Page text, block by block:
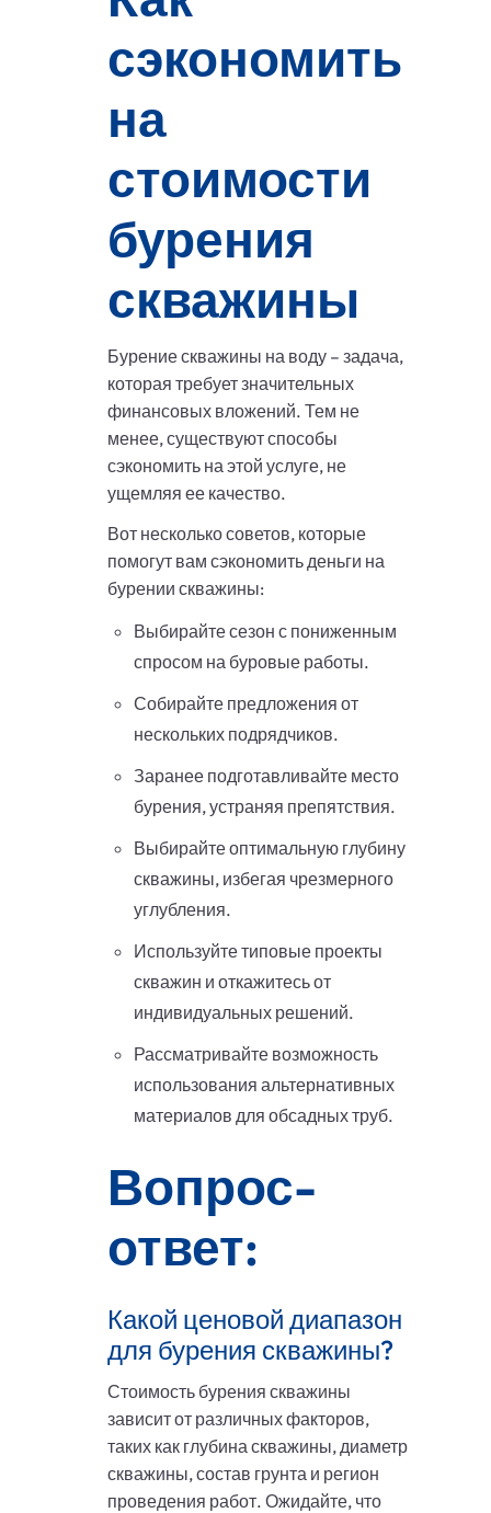
сэкономить
на
стоимости
бурения
скважины
Бурение скважины на воду – задача,
которая требует значительных
финансовых вложений. Тем не
менее, существуют способы
сэкономить на этой услуге, не
ущемляя ее качество.
Вот несколько советов, которые
помогут вам сэкономить деньги на
бурении скважины:
Выбирайте сезон с пониженным
спросом на буровые работы.
Собирайте предложения от
нескольких подрядчиков.
Заранее подготавливайте место
бурения, устраняя препятствия.
Выбирайте оптимальную глубину
скважины, избегая чрезмерного
углубления.
Используйте типовые проекты
скважин и откажитесь от
индивидуальных решений.
Рассматривайте возможность
использования альтернативных
материалов для обсадных труб.
Вопрос-
ответ:
Какой ценовой диапазон
для бурения скважины?
Стоимость бурения скважины
зависит от различных факторов,
таких как глубина скважины, диаметр
скважины, состав грунта и регион
проведения работ. Ожидайте, что